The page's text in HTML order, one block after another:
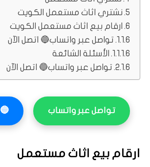
نشتري اثاث مستعمل الكويت
ارقام بيع اثاث مستعمل الكويت
تواصل عبر واتساب🔵 اتصل الآن
الأسئلة الشائعة
تواصل عبر واتساب🔵 اتصل الآن
تواصل عبر واتساب 🔵
ارقام بيع اثاث مستعمل